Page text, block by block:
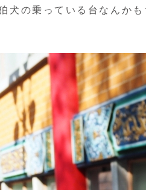
犬の乗っている台なんか